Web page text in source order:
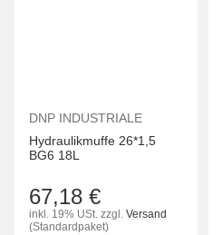
DNP INDUSTRIALE
Hydraulikmuffe 26*1,5
BG6 18L
67,18 €
inkl. 19% USt. zzgl. Versand
(Standardpaket)